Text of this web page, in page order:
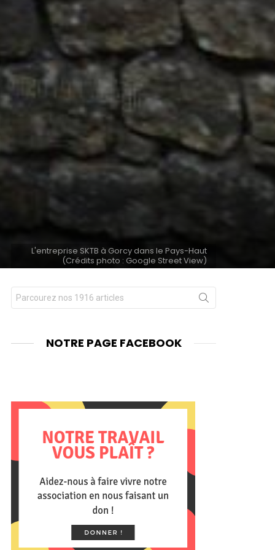
L'entreprise SKTB à Gorcy dans le Pays-Haut
(Crédits photo : Google Street View)
Chercher
pour
NOTRE PAGE FACEBOOK